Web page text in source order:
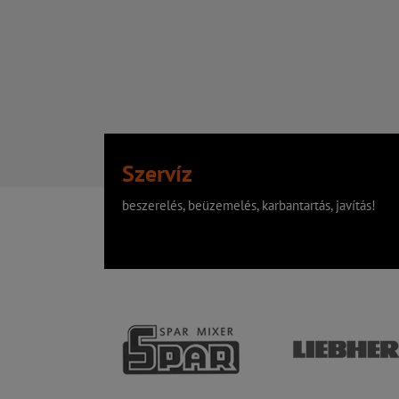
Szervíz
beszerelés, beüzemelés, karbantartás, javítás!